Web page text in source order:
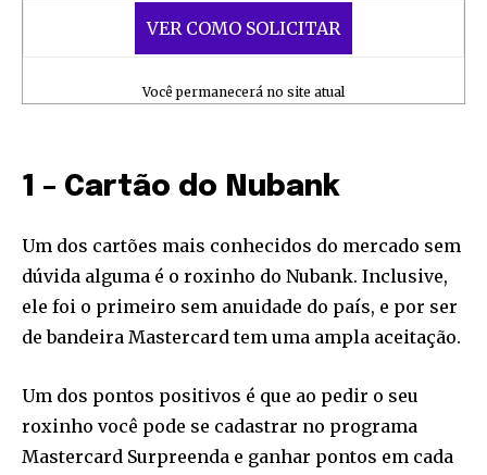
VER COMO SOLICITAR
Você permanecerá no site atual
1 – Cartão do Nubank
Um dos cartões mais conhecidos do mercado sem
dúvida alguma é o roxinho do Nubank. Inclusive,
ele foi o primeiro sem anuidade do país, e por ser
de bandeira Mastercard tem uma ampla aceitação.
Um dos pontos positivos é que ao pedir o seu
roxinho você pode se cadastrar no programa
Mastercard Surpreenda e ganhar pontos em cada